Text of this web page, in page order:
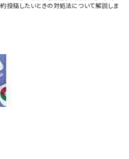
投稿したいときの対処法について解説しま